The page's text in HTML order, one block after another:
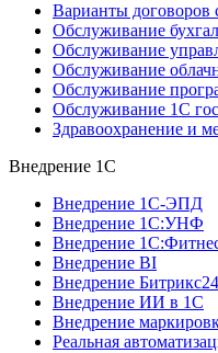
Варианты договоров
Обслуживание
Обслуживание
Обслуживание
Обслуживание
Обслуживание 1С
Здравоохранение и
Внедрение 1С
Внедрение 1С-ЭПД
Внедрение 1С:УНФ
Внедрение
Внедрение BI
Внедрение Битрикс24
Внедрение ИИ в 1С
Внедрение
Реальная